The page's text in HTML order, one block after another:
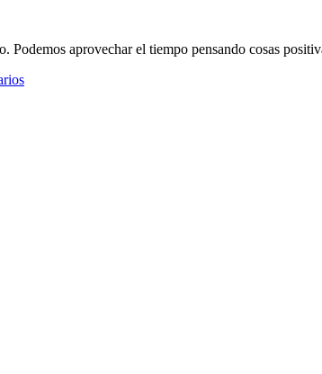
aprovechar el tiempo pensando cosas